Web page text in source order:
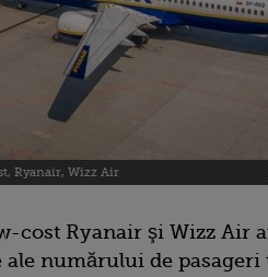
Ryanair, Wizz Air
cost Ryanair şi Wizz Air
numărului de